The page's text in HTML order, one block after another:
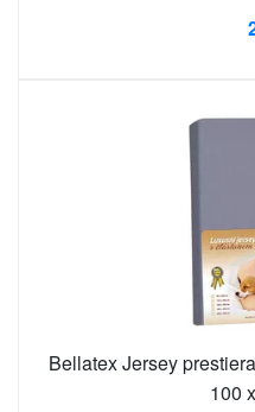
Bellatex Jersey
100